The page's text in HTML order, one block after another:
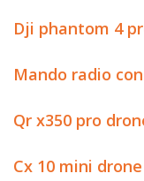
Dji phantom 4
Mando radio
Qr x350 pro
Cx 10 mini